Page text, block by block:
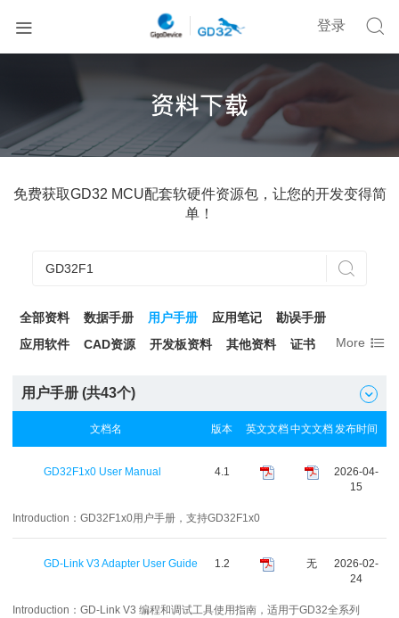
 
登录
免费获取GD32 MCU配套软硬件资源包，让您的开发变得简
单！

全部资料 数据手册 用户手册 应用笔记
勘误手册
应用软件
CAD资源 开发板资料 其他资料 证书 More 
用户手册 (共43个) 
文档名 版本 英文文档中文文档发布时间
GD32F1x0 User Manual 4.1
2026-04-
15
Introduction： GD32F1x0用户手册，支持GD32F1x0
GD-Link V3 Adapter User Guide 1.2 无
2026-02-
24
Introduction： GD-Link V3 编程和调试工具使用指南，适用于GD32全系列